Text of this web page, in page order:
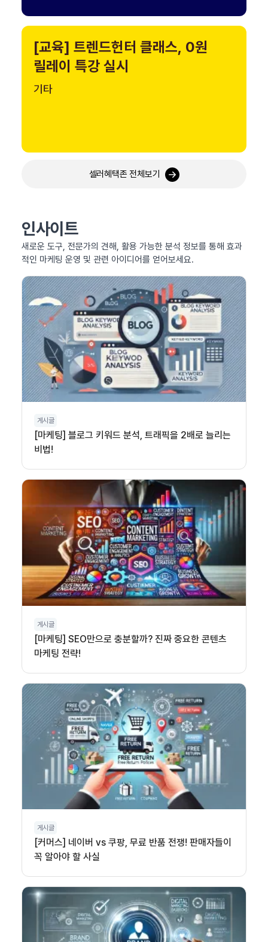
[교육] 트렌드헌터 클래스, 0원
릴레이 특강 실시
기타
셀러혜택존 전체보기
인사이트
새로운 도구, 전문가의 견해, 활용 가능한 분석 정보를 통해 효과
적인 마케팅 운영 및 관련 아이디어를 얻어보세요.
게시글
[마케팅] 블로그 키워드 분석, 트래픽을 2배로 늘리는
비법!
게시글
[마케팅] SEO만으로 충분할까? 진짜 중요한 콘텐츠
마케팅 전략!
게시글
[커머스] 네이버 vs 쿠팡, 무료 반품 전쟁! 판매자들이
꼭 알아야 할 사실